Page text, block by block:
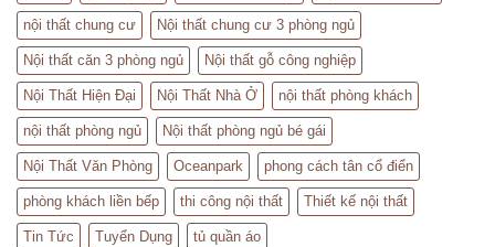
nội thất chung cư Nội thất chung cư 3 phòng ngủ
Nội thất căn 3 phòng ngủ Nội thất gỗ công nghiệp
Nội Thất Hiện Đại Nội Thất Nhà Ở nội thất phòng khách
nội thất phòng ngủ Nội thất phòng ngủ bé gái
Nội Thất Văn Phòng Oceanpark phong cách tân cổ điển
phòng khách liền bếp thi công nội thất Thiết kế nội thất
Tin Tức Tuyển Dụng tủ quần áo